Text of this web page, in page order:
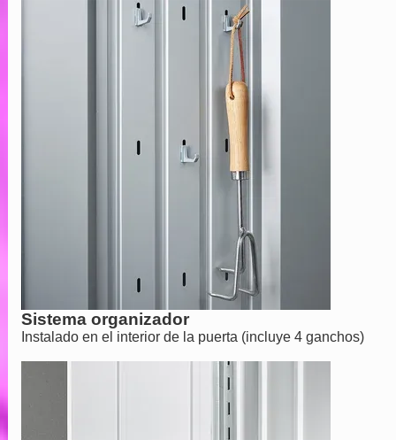
Sistema organizador
Instalado en el interior de la puerta (incluye 4 ganchos)